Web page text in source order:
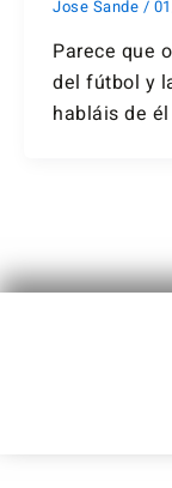
Jose Sande /
Parece que
del fútbol y
habláis de